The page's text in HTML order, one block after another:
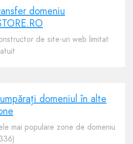
domeniu
de site-uri web limitat
domeniul în alte
mai populare zone de domeniu